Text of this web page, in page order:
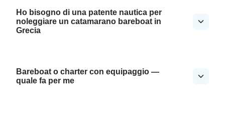
Ho bisogno di una patente nautica per
noleggiare un catamarano bareboat in
Grecia
Bareboat o charter con equipaggio —
quale fa per me